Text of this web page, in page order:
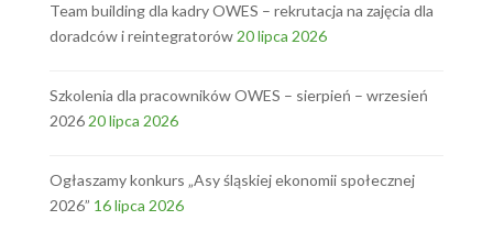
Team building dla kadry OWES – rekrutacja na zajęcia dla
doradców i reintegratorów 20 lipca 2026
Szkolenia dla pracowników OWES – sierpień – wrzesień
2026 20 lipca 2026
Ogłaszamy konkurs „Asy śląskiej ekonomii społecznej
2026” 16 lipca 2026